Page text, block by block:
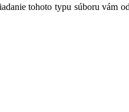
tohoto typu súboru vám